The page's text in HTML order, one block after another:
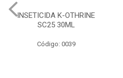
INSETICIDA K-OTHRINE
SC25 30ML
Código: 0039